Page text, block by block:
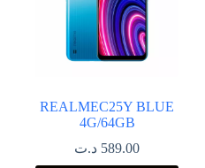
REALMEC25Y BLUE
4G/64GB
589.00 د.ت